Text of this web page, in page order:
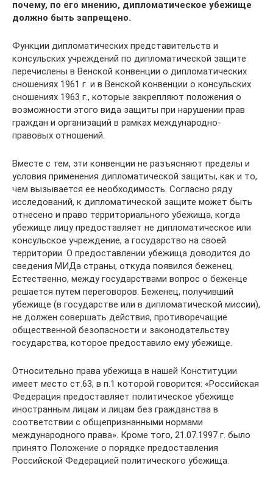
почему, по его мнению, дипломатическое убежище
должно быть запрещено.
Функции дипломатических представительств и
консульских учреждений по дипломатической защите
перечислены в Венской конвенции о дипломатических
сношениях 1961 г. и в Венской конвенции о консульских
сношениях 1963 г., которые закрепляют положения о
возможности этого вида защиты при нарушении прав
граждан и организаций в рамках международно-
правовых отношений.
Вместе с тем, эти конвенции не разъясняют пределы и
условия применения дипломатической защиты, как и то,
чем вызывается ее необходимость. Согласно ряду
исследований, к дипломатической защите может быть
отнесено и право территориального убежища, когда
убежище лицу предоставляет не дипломатическое или
консульское учреждение, а государство на своей
территории. О предоставлении убежища доводится до
сведения МИДа страны, откуда появился беженец.
Естественно, между государствами вопрос о беженце
решается путем переговоров. Беженец, получивший
убежище (в государстве или в дипломатической миссии),
не должен совершать действия, противоречащие
общественной безопасности и законодательству
государства, которое предоставило ему убежище.
Относительно права убежища в нашей Конституции
имеет место ст.63, в п.1 которой говорится: «Российская
Федерация предоставляет политическое убежище
иностранным лицам и лицам без гражданства в
соответствии с общепризнанными нормами
международного права». Кроме того, 21.07.1997 г. было
принято Положение о порядке предоставления
Российской Федерацией политического убежища.